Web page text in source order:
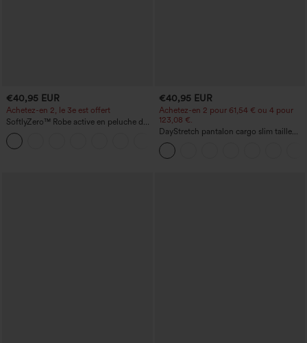
€40,95 EUR
Achetez-en 2, le 3e est offert
SoftlyZero™ Robe active en peluche dos
nu — Édition Hyper Facile
€40,95 EUR
Achetez-en 2 pour 61,54 € ou 4 pour
123,08 €.
DayStretch pantalon cargo slim taille
haute, poches zippées, uni